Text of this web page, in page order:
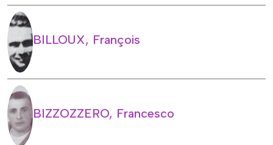
BILLOUX, François
BIZZOZZERO, Francesco